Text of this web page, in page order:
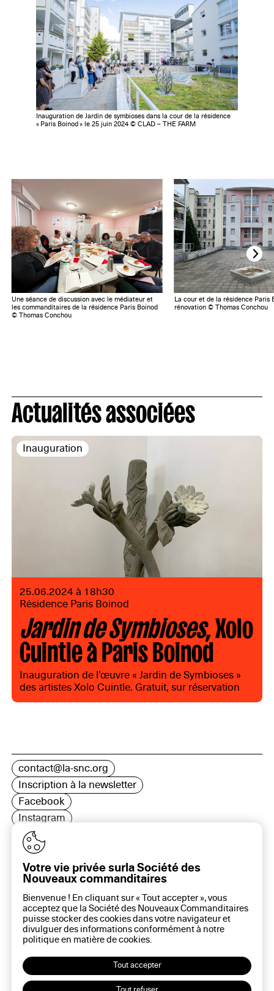
Inauguration de Jardin de symbioses dans la cour de la résidence
« Paris Boinod » le 25 juin 2024 © CLAD – THE FARM
Une séance de discussion avec le médiateur et
les commanditaires de la résidence Paris Boinod
© Thomas Conchou
La cour et de la résidence Paris
rénovation © Thomas Conchou
Actualités associées
Inauguration
25.06.2024 à 18h30
Résidence Paris Boinod
Jardin de Symbioses, Xolo
Cuintle à Paris Boinod
Inauguration de l’œuvre « Jardin de Symbioses »
des artistes Xolo Cuintle. Gratuit, sur réservation
contact@la-snc.org
Inscription à la newsletter
Facebook
Instagram
LinkedIn
16 rue Rambuteau, 75003 Paris
Plan du site
Aide sur ce site
Gestion des cookies
Politique des cookies
Politique de confidentialité
Mentions légales
Votre vie privée surla Société des
Nouveaux commanditaires
Bienvenue ! En cliquant sur « Tout accepter », vous
acceptez que la Société des Nouveaux Commanditaires
puisse stocker des cookies dans votre navigateur et
divulguer des informations conformément à notre
politique en matière decookies.
Tout accepter